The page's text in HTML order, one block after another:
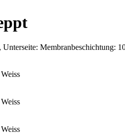
Unterseite: Membranbeschichtung:
Weiss
Weiss
Weiss